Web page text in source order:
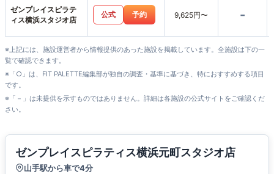
ゼンプレイスピラテ
ィス横浜スタジオ店
公式 予約 9,625円〜 -
※上記には、施設運営者から情報提供のあった施設を掲載しています。全施設は下の一
覧で確認できます。
※「○」は、FIT PALETTE編集部が独自の調査・基準に基づき、特におすすめする項目
です。
※「－」は未提供を示すものではありません。詳細は各施設の公式サイトをご確認くだ
さい。
ゼンプレイスピラティス横浜元町スタジオ店
山手駅から車で4分